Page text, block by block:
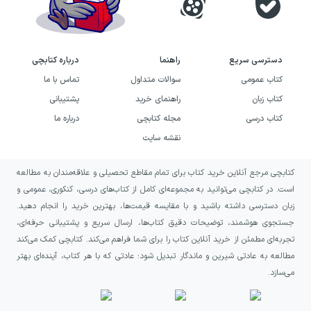
آن در همین نگاه چندلایه است: متن، هم درباره
کشمکش میان خودآگاهی و ناخودآگاه سخن
می‌گوید و هم نشان می‌دهد که مواجهه با تاریکی
درون می‌تواند بخشی از مسیر رسیدن به معنای
اصیل باشد.
نویسنده کتاب چهار مقاله یونگی
این اثر با نام مجموعهٔ نویسندگان عرضه شده و
دیدگاه‌های ادوارد اف. ادینجر و ماری لوئیز فن
فرانتس در شکل‌گیری محتوای آن برجسته است.
ادینجر در دو مقاله محوری کتاب، مفاهیم شناخت
نفس، محور من‌ـ‌خویشتن و رویارویی با شخصیت
از نمادشناسی کیمیاگری، امکان دیگری برای فهم
دسترسی سریع
کتاب عمومی
کتاب زبان
کتاب درسی
راهنما
سوالات متداول
راهنمای خرید
مجله کتابچی
نقشه سایت
درباره کتابچی
تماس با ما
پشتیبانی
درباره ما
کتابچی مرجع آنلاین خرید کتاب برای تمام مقاطع تحصیلی و علاقه‌مندان به مطالعه
است. در کتابچی می‌توانید به مجموعه‌ای کامل از کتاب‌های درسی، کنکوری، عمومی و
زبان دسترسی داشته باشید و با مقایسه قیمت‌ها، بهترین خرید را انجام دهید.
جستجوی هوشمند، توضیحات دقیق کتاب‌ها، ارسال سریع و پشتیبانی حرفه‌ای،
تجربه‌ای مطمئن از خرید آنلاین کتاب را برای شما فراهم می‌کند. کتابچی کمک می‌کند
مطالعه به عادتی شیرین و ماندگار تبدیل شود؛ عادتی که با هر کتاب، آینده‌ای بهتر
می‌سازد.